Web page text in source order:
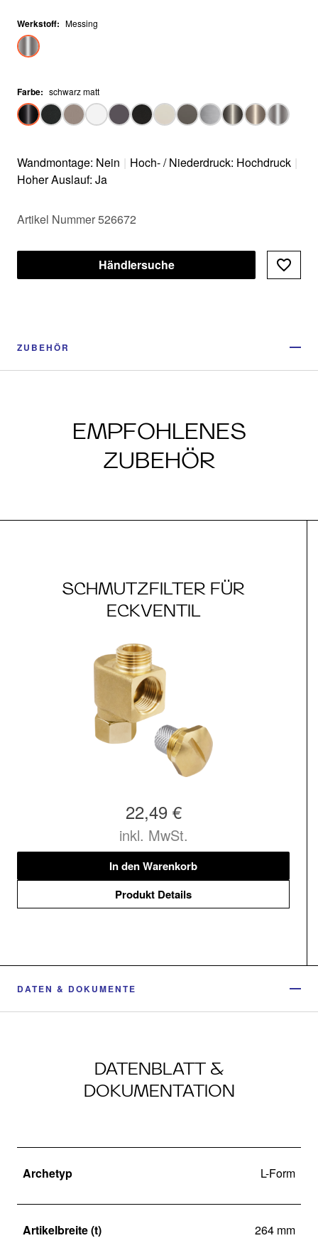
Oberflächen-Ausführungen in perfekter
Werkstoff: Messing
Farbe: schwarz matt
Wandmontage: Nein | Hoch- / Niederdruck: Hochdruck |
Hoher Auslauf: Ja
Artikel Nummer 526672
Händlersuche
ZUBEHÖR
EMPFOHLENES
ZUBEHÖR
SCHMUTZFILTER FÜR
ECKVENTIL
22,49 €
inkl. MwSt.
In den Warenkorb
Produkt Details
DATEN & DOKUMENTE
DATENBLATT &
DOKUMENTATION
Archetyp L-Form
Artikelbreite (t) 264 mm